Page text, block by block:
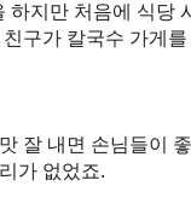
지만 처음에 식당
구가 칼국수 가게
잘 내면 손님들이
가 없었죠.